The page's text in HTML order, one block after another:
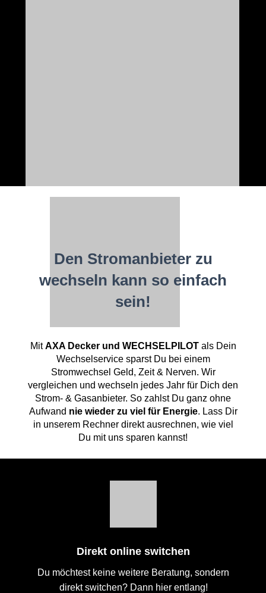
Den Stromanbieter zu
wechseln kann so einfach
sein!
MitAXA Decker und WECHSELPILOTals Dein
Wechselservice sparst Du bei einem
Stromwechsel Geld, Zeit & Nerven. Wir
vergleichen und wechseln jedes Jahr für Dich den
Strom- & Gasanbieter. So zahlst Du ganz ohne
Aufwand nie wieder zu viel für Energie. Lass Dir
in unserem Rechner direkt ausrechnen, wie viel
Du mit uns sparen kannst!
Direkt online switchen
Du möchtest keine weitere Beratung, sondern
direkt switchen? Dann hier entlang!